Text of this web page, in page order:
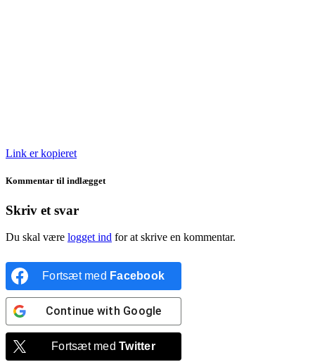
Link er kopieret
Kommentar til indlægget
Skriv et svar
Du skal være logget ind for at skrive en kommentar.
Fortsæt med Facebook
Continue with Google
Fortsæt medTwitter